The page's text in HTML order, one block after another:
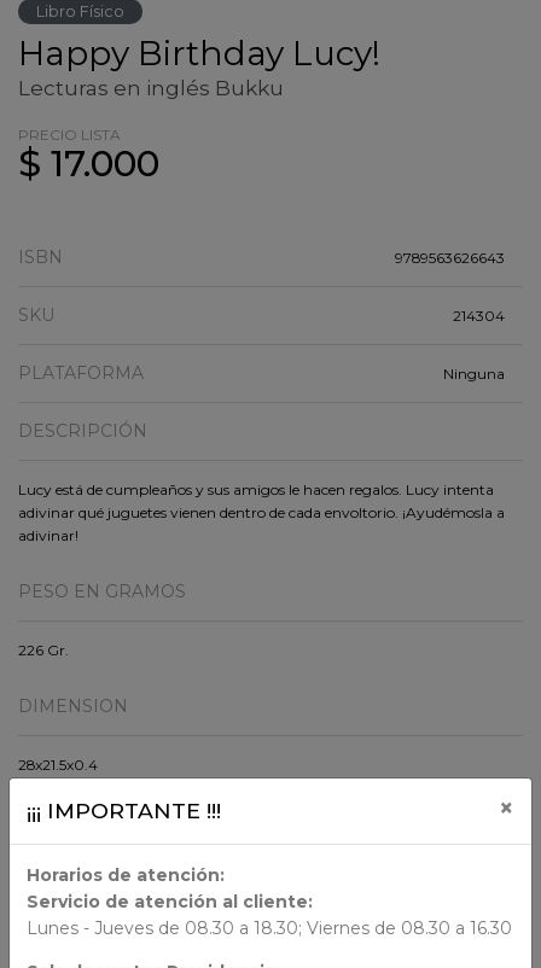
Libro Físico
Happy Birthday Lucy!
Lecturas en inglés Bukku
PRECIO LISTA
$ 17.000
ISBN 9789563626643
SKU 214304
PLATAFORMA Ninguna
DESCRIPCIÓN
Lucy está de cumpleaños y sus amigos le hacen regalos. Lucy intenta
adivinar qué juguetes vienen dentro de cada envoltorio. ¡Ayudémosla a
adivinar!
PESO EN GRAMOS
226 Gr.
DIMENSION
28x21.5x0.4
ORIGEN
AUTORES
¡¡¡ IMPORTANTE !!! ×
Horarios de atención:
Servicio de atención al cliente:
Lunes - Jueves de 08.30 a 18.30; Viernes de 08.30 a 16.30